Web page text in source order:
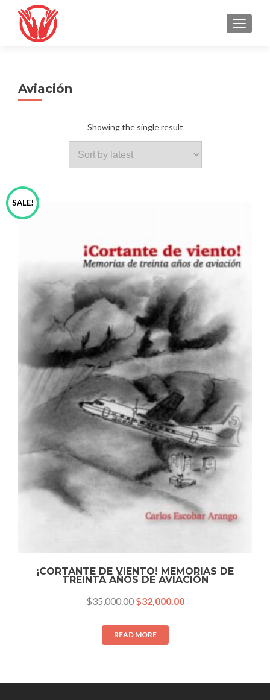
Aviación
Showing the single result
SALE!
¡CORTANTE DE VIENTO! MEMORIAS DE
TREINTA AÑOS DE AVIACIÓN
$35,000.00 $32,000.00
READ MORE